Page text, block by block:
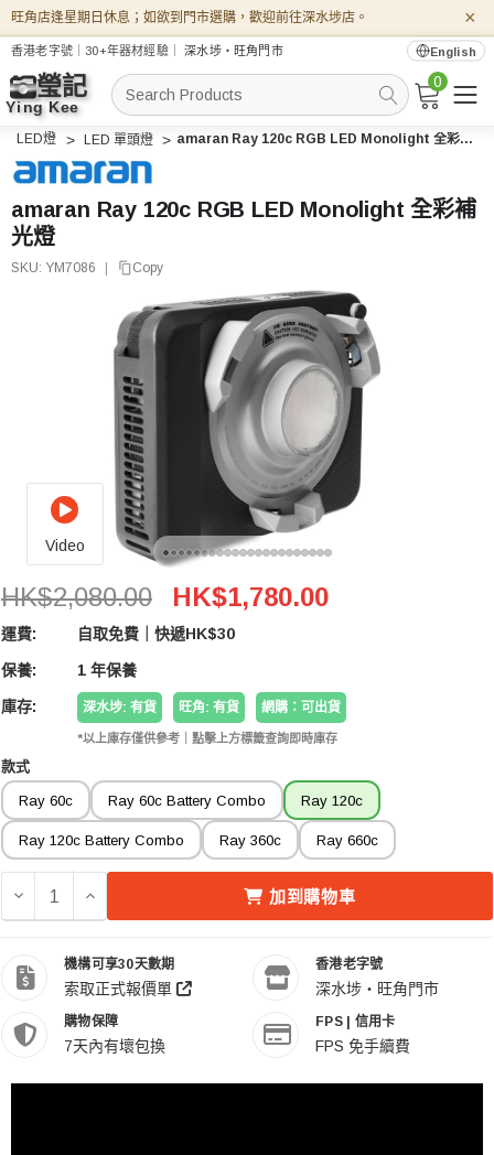
旺角店逢星期日休息；如欲到門市選購，歡迎前往深水埗店。 ×
香港老字號｜30+年器材經驗｜深水埗・旺角門市 English
搜
索
0
LED燈 LED 單頭燈 amaran Ray 120c RGB LED Monolight 全彩補光燈
amaran Ray 120c RGB LED Monolight 全彩補
光燈
SKU: YM7086 Copy
Video
Amaran Ray 120c RGB LED Monolight 全彩補光燈
HK$2,080.00 HK$1,780.00
運費: 自取免費｜快遞HK$30
保養: 1 年保養
庫存: 深水埗: 有貨 旺角: 有貨 網購：可出貨
*以上庫存僅供參考｜點擊上方標籤查詢即時庫存
款式
Ray 60c Ray 60c Battery Combo Ray 120c
Ray 120c Battery Combo Ray 360c Ray 660c
減少 AMARAN RAY 120C RGB LED MONOLIGHT 全彩補
增加 AMARAN RAY 120C RGB LED
加到購物車
機構可享30天數期
索取正式報價單
香港老字號
深水埗・旺角門市
購物保障
7天內有壞包換
FPS | 信用卡
FPS 免手續費